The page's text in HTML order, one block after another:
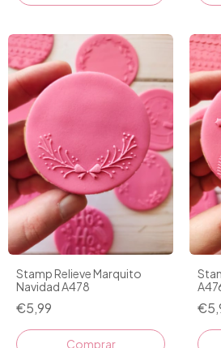
Stamp Relieve Marquito
Navidad A478
€5,99